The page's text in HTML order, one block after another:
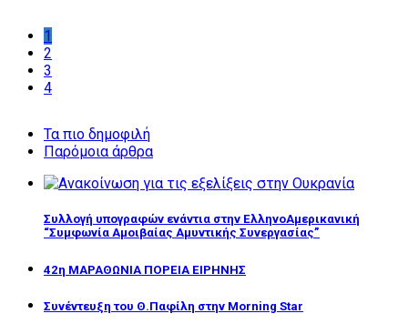
1
2
3
4
Τα πιο δημοφιλή
Παρόμοια άρθρα
Συλλογή υπογραφών ενάντια στην ΕλληνοΑμερικανική
“Συμφωνία Αμοιβαίας Αμυντικής Συνεργασίας”
42η ΜΑΡΑΘΩΝΙΑ ΠΟΡΕΙΑ ΕΙΡΗΝΗΣ
Συνέντευξη του Θ.Παφίλη στην Morning Star